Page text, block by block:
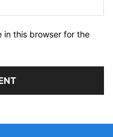
in this browser for the